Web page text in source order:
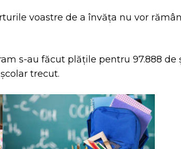
voastre de a învăța nu vor
s-au făcut plățile pentru 97.888 de
trecut.